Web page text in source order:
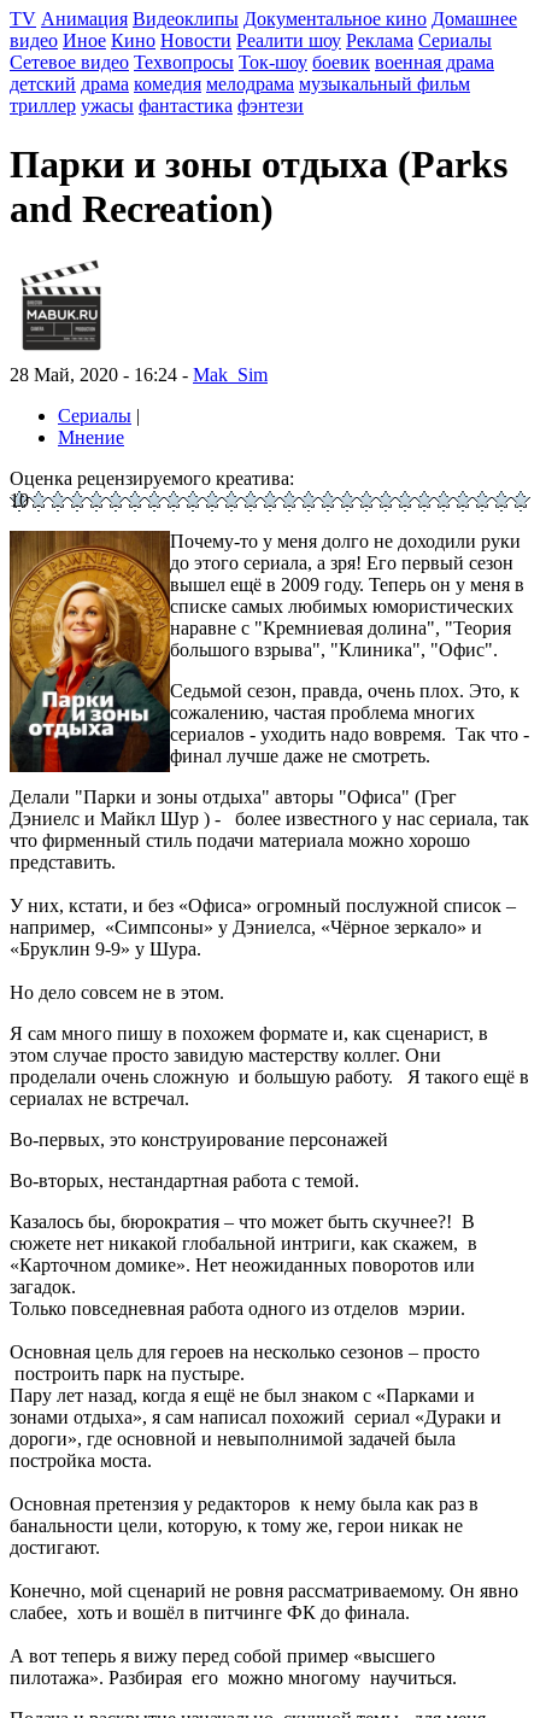
TV Анимация Видеоклипы Документальное кино Домашнее
видео Иное Кино Новости Реалити шоу Реклама Сериалы
Сетевое видео Техвопросы Ток-шоу боевик военная драма
детский драма комедия мелодрама музыкальный фильм
триллер ужасы фантастика фэнтези
Парки и зоны отдыха (Parks
and Recreation)
28 Май, 2020 - 16:24 - Mak_Sim
Сериалы |
Мнение
Оценка рецензируемого креатива:
10
Почему-то у меня долго не доходили руки
до этого сериала, а зря! Его первый сезон
вышел ещё в 2009 году. Теперь он у меня в
списке самых любимых юмористических
наравне с "Кремниевая долина", "Теория
большого взрыва", "Клиника", "Офис".
Седьмой сезон, правда, очень плох. Это, к
сожалению, частая проблема многих
сериалов - уходить надо вовремя. Так что -
финал лучше даже не смотреть.
Делали "Парки и зоны отдыха" авторы "Офиса" (Грег
Дэниелс и Майкл Шур ) - более известного у нас сериала, так
что фирменный стиль подачи материала можно хорошо
представить.
У них, кстати, и без «Офиса» огромный послужной список –
например, «Симпсоны» у Дэниелса, «Чёрное зеркало» и
«Бруклин 9-9» у Шура.
Но дело совсем не в этом.
Я сам много пишу в похожем формате и, как сценарист, в
этом случае просто завидую мастерству коллег. Они
проделали очень сложную и большую работу. Я такого ещё в
сериалах не встречал.
Во-первых, это конструирование персонажей
Во-вторых, нестандартная работа с темой.
Казалось бы, бюрократия – что может быть скучнее?! В
сюжете нет никакой глобальной интриги, как скажем, в
«Карточном домике». Нет неожиданных поворотов или
загадок.
Только повседневная работа одного из отделов мэрии.
Основная цель для героев на несколько сезонов – просто
построить парк на пустыре.
Пару лет назад, когда я ещё не был знаком с «Парками и
зонами отдыха», я сам написал похожий сериал «Дураки и
дороги», где основной и невыполнимой задачей была
постройка моста.
Основная претензия у редакторов к нему была как раз в
банальности цели, которую, к тому же, герои никак не
достигают.
Конечно, мой сценарий не ровня рассматриваемому. Он явно
слабее, хоть и вошёл в питчинге ФК до финала.
А вот теперь я вижу перед собой пример «высшего
пилотажа». Разбирая его можно многому научиться.